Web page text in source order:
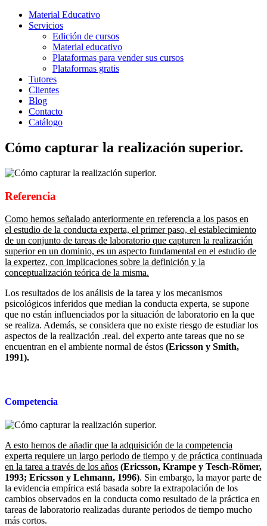
Material Educativo
Servicios
Edición de cursos
Material educativo
Plataformas para vender sus cursos
Plataformas gratis
Tutores
Clientes
Blog
Contacto
Catálogo
Cómo capturar la realización superior.
Referencia
Como hemos señalado anteriormente en referencia a los pasos en
el estudio de la conducta experta, el primer paso, el establecimiento
de un conjunto de tareas de laboratorio que capturen la realización
superior en un dominio, es un aspecto fundamental en el estudio de
la expertez, con implicaciones sobre la definición y la
conceptualización teórica de la misma.
Los resultados de los análisis de la tarea y los mecanismos
psicológicos inferidos que median la conducta experta, se supone
que no están influenciados por la situación de laboratorio en la que
se realiza. Además, se considera que no existe riesgo de estudiar los
aspectos de la realización .real. del experto ante tareas que no se
encuentran en el ambiente normal de éstos (Ericsson y Smith,
1991).
Competencia
A esto hemos de añadir que la adquisición de la competencia
experta requiere un largo periodo de tiempo y de práctica continuada
en la tarea a través de los años (Ericsson, Krampe y Tesch-Römer,
1993; Ericsson y Lehmann, 1996). Sin embargo, la mayor parte de
la evidencia empírica está basada sobre la extrapolación de los
cambios observados en la conducta como resultado de la práctica en
tareas de laboratorio realizadas durante periodos de tiempo mucho
más cortos.